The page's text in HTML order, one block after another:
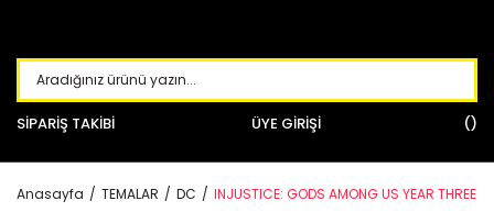
SİPARİŞ TAKİBİ ÜYE GİRİŞİ
Anasayfa TEMALAR DC INJUSTICE: GODS AMONG US YEAR THREE